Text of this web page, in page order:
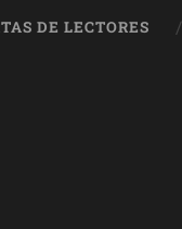
DE LECTORES